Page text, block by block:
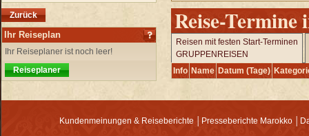
Zurück
Ihr Reiseplan
Ihr Reiseplaner ist noch leer!
Reiseplaner
Reise-Termine
Reisen mit festen Start-Terminen
GRUPPENREISEN
Info Name Datum (Tage)
Kundenmeinungen & Reiseberichte Presseberichte Marokko